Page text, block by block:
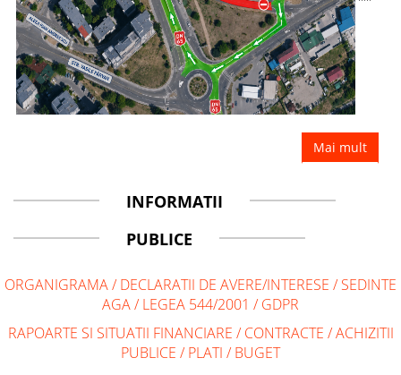
Mai mult
INFORMATII
PUBLICE
ORGANIGRAMA/DECLARATII DE AVERE/INTERESE /SEDINTE
AGA/LEGEA 544/2001 /GDPR
RAPOARTE SI SITUATII FINANCIARE /CONTRACTE /ACHIZITII
PUBLICE /PLATI /BUGET